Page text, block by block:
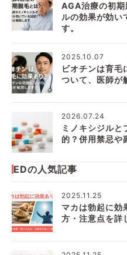
AGA治療の初
ルの効果が効い
す。
2025.10.07
ビオチンは育毛
ついて、医師が
2026.07.24
ミノキシジルと
的？併用禁忌や
EDの人気記事
2025.11.25
マカは勃起に効
方・注意点を詳